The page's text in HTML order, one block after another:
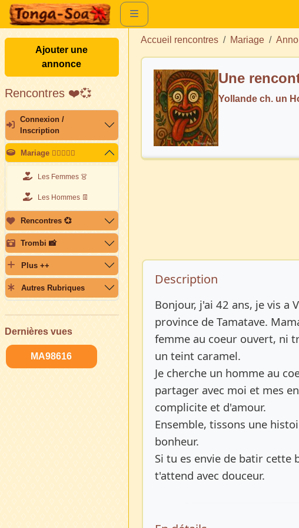
Ajouter une
annonce
Rencontres ❤️💞
Connexion /
Inscription
Mariage 👩🏽‍❤️‍👨🏽
Les Femmes 👗
Les Hommes 👖
Rencontres 💞
Trombi 📸
Plus ++
Autres Rubriques
Dernières vues
MA98616
Accueil rencontres Mariage
Une
Yollande ch. un
Description de
Description
Bonjour, j'ai 42 ans, je vis a
province de Tamatave.
femme au coeur ouvert, ni
un teint caramel.
Je cherche un homme au
partager avec moi et mes
complicite et d'amour.
Ensemble, tissons une
bonheur.
Si tu es envie de batir cette
t'attend avec douceur.